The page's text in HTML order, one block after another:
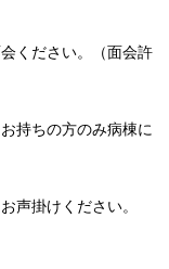
ください。（面会許
持ちの方のみ病棟に
声掛けください。